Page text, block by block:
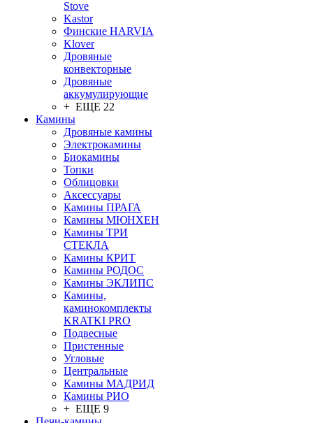
Stove
Kastor
Финские HARVIA
Klover
Дровяные
конвекторные
Дровяные
аккумулирующие
+ ЕЩЕ 22
Камины
Дровяные камины
Электрокамины
Биокамины
Топки
Облицовки
Аксессуары
Камины ПРАГА
Камины МЮНХЕН
Камины ТРИ
СТЕКЛА
Камины КРИТ
Камины РОДОС
Камины ЭКЛИПС
Камины,
каминокомплекты
KRATKI PRO
Подвесные
Пристенные
Угловые
Центральные
Камины МАДРИД
Камины РИО
+ ЕЩЕ 9